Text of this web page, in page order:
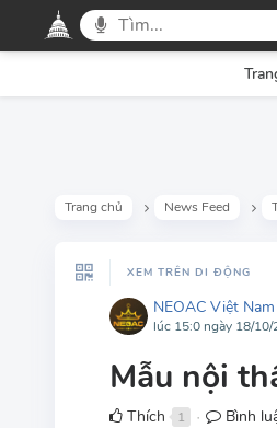
Trang chủ News Feed
XEM TRÊN DI ĐỘNG
NEOAC Việt Nam
lúc 15:0 ngày 18/10/
Mẫu nội
Thích 1 ● Bình